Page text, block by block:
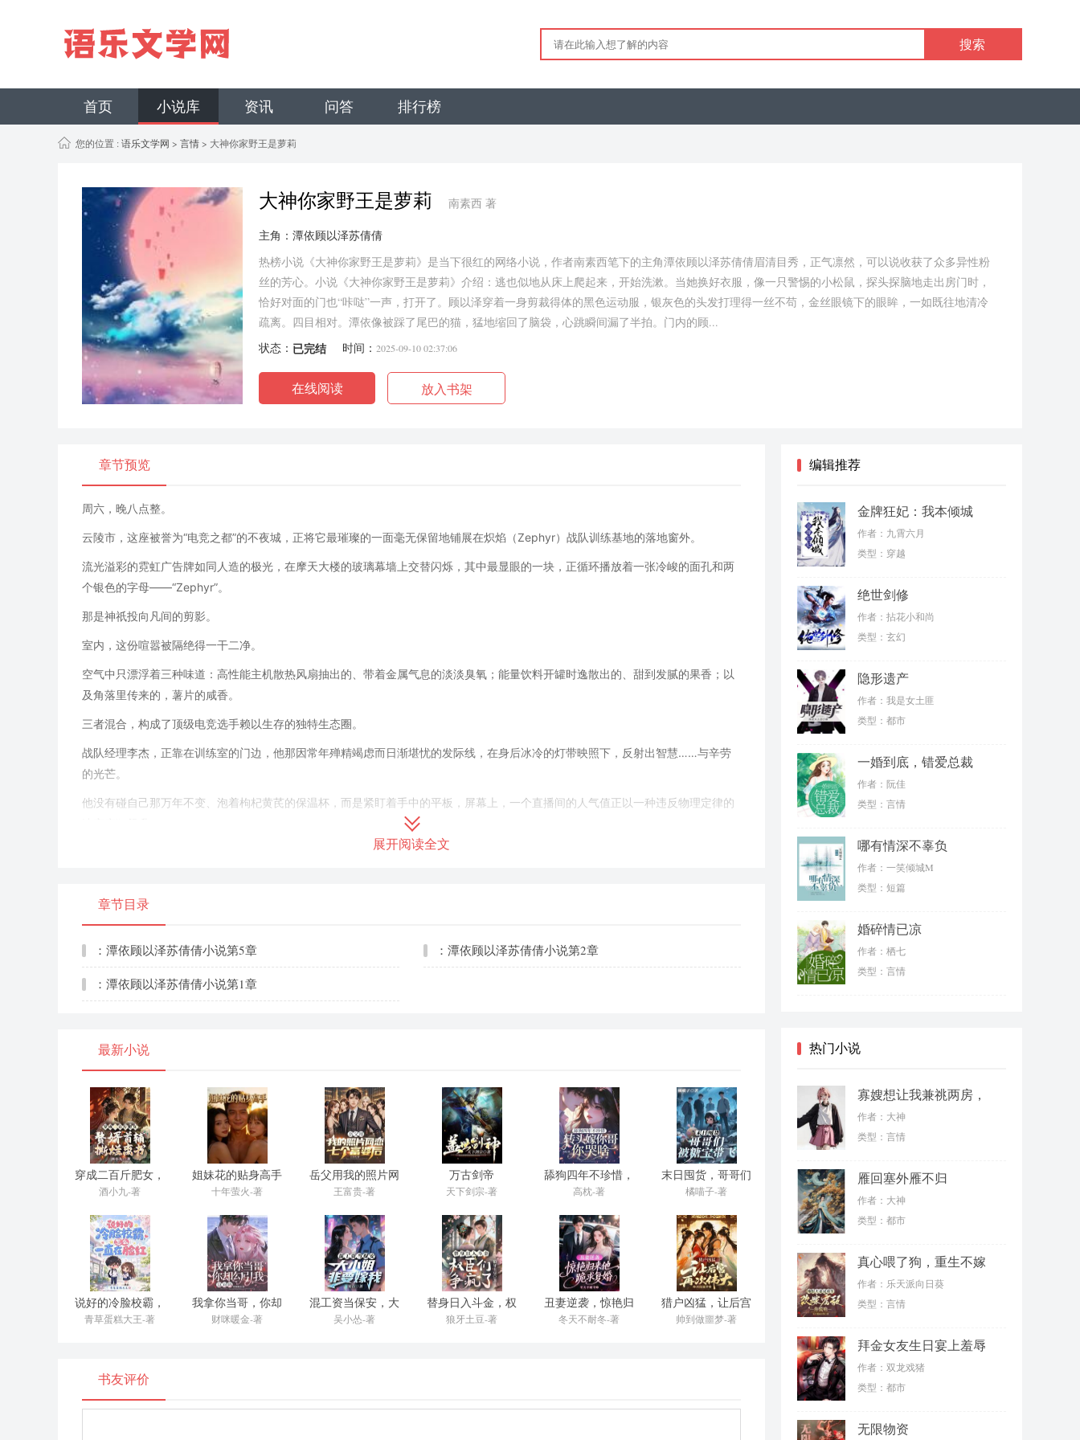
搜索
首页 小说库 资讯 问答 排行榜
您的位置 :语乐文学网 > 言情> 大神你家野王是萝莉
大神你家野王是萝莉 南素西 著
主角：潭依顾以泽苏倩倩
热榜小说《大神你家野王是萝莉》是当下很红的网络小说，作者南素西笔下的主角潭依顾以泽苏倩倩眉清目秀，正气凛然，可以说收获了众多异性粉
丝的芳心。小说《大神你家野王是萝莉》介绍：逃也似地从床上爬起来，开始洗漱。当她换好衣服，像一只警惕的小松鼠，探头探脑地走出房门时，
恰好对面的门也“咔哒”一声，打开了。顾以泽穿着一身剪裁得体的黑色运动服，银灰色的头发打理得一丝不苟，金丝眼镜下的眼眸，一如既往地清冷
疏离。四目相对。潭依像被踩了尾巴的猫，猛地缩回了脑袋，心跳瞬间漏了半拍。门内的顾...
状态： 已完结 时间： 2025-09-10 02:37:06
在线阅读 放入书架
章节预览
周六，晚八点整。
云陵市，这座被誉为“电竞之都”的不夜城，正将它最璀璨的一面毫无保留地铺展在炽焰（Zephyr）战队训练基地的落地窗外。
流光溢彩的霓虹广告牌如同人造的极光，在摩天大楼的玻璃幕墙上交替闪烁，其中最显眼的一块，正循环播放着一张冷峻的面孔和两
个银色的字母——“Zephyr”。
那是神祇投向凡间的剪影。
室内，这份喧嚣被隔绝得一干二净。
空气中只漂浮着三种味道：高性能主机散热风扇抽出的、带着金属气息的淡淡臭氧；能量饮料开罐时逸散出的、甜到发腻的果香；以
及角落里传来的，薯片的咸香。
三者混合，构成了顶级电竞选手赖以生存的独特生态圈。
战队经理李杰，正靠在训练室的门边，他那因常年殚精竭虑而日渐堪忧的发际线，在身后冰冷的灯带映照下，反射出智慧……与辛劳
的光芒。
他没有碰自己那万年不变、泡着枸杞黄芪的保温杯，而是紧盯着手中的平板，屏幕上，一个直播间的人气值正以一种违反物理定律的
“这个月的KPI，稳了。”
角落里，上单石磊（Stone）正戴着降噪耳机，隔绝了外界的一切，专心致志地用一块专业绒布擦拭着他的机械键盘。
他身旁，ADC林烽（Flame）则是另一个极端。
只聒噪又兴奋的鹦鹉。
“**！队长今晚要血洗亚服之巅啊！”
他含糊不清地嚷着，探着脑袋，一脸崇拜地望向房间的正中央，
“就队长那手虚空主宰，我赌一箱辣条，他那个三技能连招能在0.3秒内完成！谁能反应得过来？”
距离他稍远，原本属于首发打野位的阿飞（A-Fei），则显得格格不入。
他心不在焉地刷新着手机，屏幕幽暗的光映在他脸上，照出一片晦暗。
屏幕上，是国内最大的电竞论坛，一个加粗标红的帖子标题无比刺眼——【理性讨论，阿飞的状态是否已经拖了炽焰的后腿？】
他的拇指在一个恶毒的回帖上悬停了许久，最终还是猛地锁上了屏，将手机反扣在桌上，发出一声沉闷的轻响。
队里每一丝细微的波动，并试图用最安静的方式去修复。
展开阅读全文
章节目录
：潭依顾以泽苏倩倩小说第5章 ：潭依顾以泽苏倩倩小说第2章
：潭依顾以泽苏倩倩小说第1章
最新小说
穿成二百斤肥女，
赘婿首辅撕烂离书
酒小九-著
姐妹花的贴身高手
十年萤火-著
岳父用我的照片网
恋七个富婆后
王富贵-著
万古剑帝
天下剑宗-著
舔狗四年不珍惜，
转头嫁你哥你哭
高枕-著
末日囤货，哥哥们
被糖宝带飞
橘喵子-著
说好的冷脸校霸，
怎么一直在脸红
青草蛋糕大王-著
我拿你当哥，你却
勾引我，这对吗
财咪暖金-著
混工资当保安，大
小姐非要嫁我
吴小怂-著
替身日入斗金，权
臣们争疯了
狼牙土豆-著
丑妻逆袭，惊艳归
来他跪求复婚
冬天不耐冬-著
猎户凶猛，让后宫
再次伟大
帅到做噩梦-著
书友评价
编辑推荐
金牌狂妃：我本倾城
作者：九霄六月
类型：穿越
绝世剑修
作者：拈花小和尚
类型：玄幻
隐形遗产
作者：我是女土匪
类型：都市
一婚到底，错爱总裁
作者：阮佳
类型：言情
哪有情深不辜负
作者：一笑倾城M
类型：短篇
婚碎情已凉
作者：栖七
类型：言情
热门小说
寡嫂想让我兼祧两房，
殊不知我是女儿身
作者：大神
类型：言情
雁回塞外雁不归
作者：大神
类型：都市
真心喂了狗，重生不嫁
薄情郎
作者：乐天派向日葵
类型：言情
拜金女友生日宴上羞辱
我，结果我反手继承了
亿万家产
作者：双龙戏猪
类型：都市
无限物资